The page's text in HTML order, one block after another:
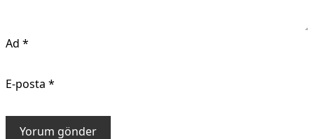
Ad *
E-posta *